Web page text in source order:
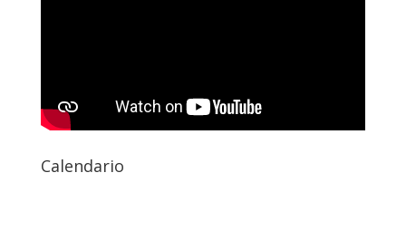
Calendario